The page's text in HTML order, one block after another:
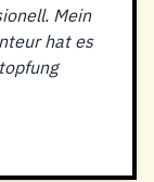
Mein
hat es